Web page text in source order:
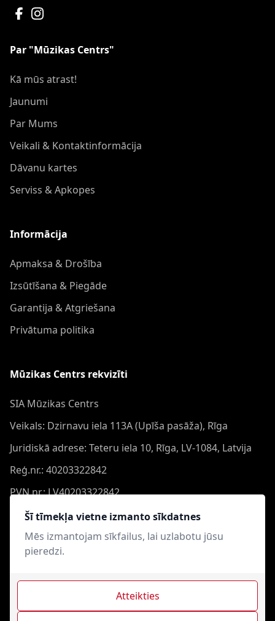
Šī tīmekļa vietne izmanto sīkdatnes
Mēs izmantojam sīkfailus, lai uzlabotu jūsu
pieredzi.
Atteikties
Par "Mūzikas Centrs"
Kā mūs atrast!
Jaunumi
Par Mums
Veikali & Kontaktinformācija
Dāvanu kartes
Serviss & Apkopes
Informācija
Apmaksa & Drošība
Izsūtīšana & Piegāde
Garantija & Atgriešana
Privātuma politika
Mūzikas Centrs rekvizīti
SIA Mūzikas Centrs
Veikals: Dzirnavu iela 113A (Upīša pasāža), Rīga
Juridiskā adrese: Teteru iela 10, Rīga, LV-1084, Latvija
Reģ.nr.: 40203322842
PVN nr.: LV40203322842
Banka: Swedbank AS
Konts: LV44HABA0551050864473
Swift: HABALV22